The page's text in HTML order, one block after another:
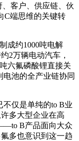
客户、供应链、伙
C端思维的关键转
成约1000吨电解
2万辆电动汽车，
六氟磷酸锂直接关
池的全产业链协同
仅是单纯的to B业
多大型企业在高
B产品面向大众
多也意识到这一趋